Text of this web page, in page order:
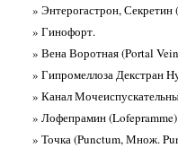
» Энтерогастрон, Секретин
» Гинофорт.
» Вена Воротная (Portal
» Гипромеллоза Декстран
» Канал
» Лофепрамин (Lofepramme)
» Точка (Punctum, Множ.